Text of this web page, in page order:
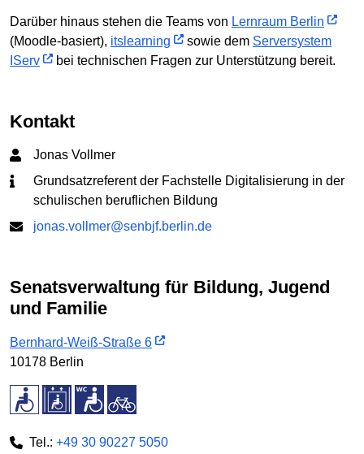
Darüber hinaus stehen die Teams von Lernraum Berlin
(Moodle-basiert), itslearning sowie dem Serversystem
IServ
bei technischen Fragen zur Unterstützung bereit.
Kontakt
Jonas Vollmer
Grundsatzreferent der Fachstelle Digitalisierung in der
schulischen beruflichen Bildung
jonas.vollmer@senbjf.berlin.de
Senatsverwaltung für Bildung, Jugend
und Familie
Bernhard-Weiß-Straße 6
10178 Berlin
Tel.: +49 30 90227 5050